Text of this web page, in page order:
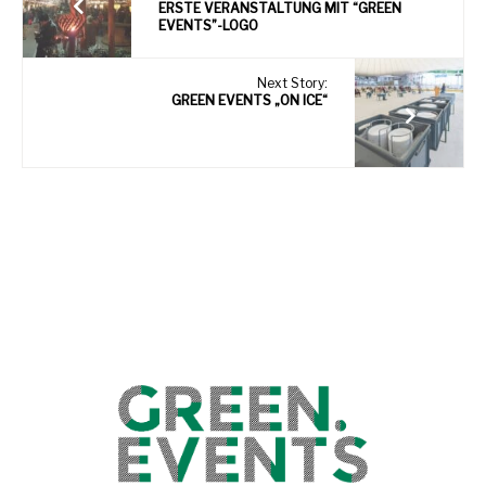
ERSTE VERANSTALTUNG MIT “GREEN
EVENTS”-LOGO
Next Story:
GREEN EVENTS „ON ICE“